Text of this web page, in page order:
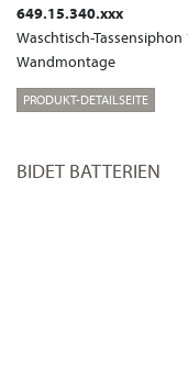
649.15.340.xxx
Waschtisch-Tassensiphon
Wandmontage
PRODUKT-DETAILSEITE
BIDET BATTERIEN